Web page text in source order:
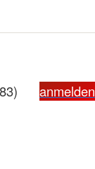
anmelden